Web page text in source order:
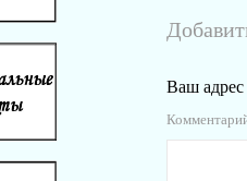
Ваш адрес